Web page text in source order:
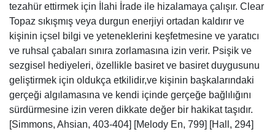
tezahür ettirmek için İlahi İrade ile hizalamaya çalışır. Clear
Topaz sıkışmış veya durgun enerjiyi ortadan kaldırır ve
kişinin içsel bilgi ve yeteneklerini keşfetmesine ve yaratıcı
ve ruhsal çabaları sınıra zorlamasına izin verir. Psişik ve
sezgisel hediyeleri, özellikle basiret ve basiret duygusunu
geliştirmek için oldukça etkilidir,ve kişinin başkalarındaki
gerçeği algılamasına ve kendi içinde gerçeğe bağlılığını
sürdürmesine izin veren dikkate değer bir hakikat taşıdır.
[Simmons, Ahsian, 403-404] [Melody En, 799] [Hall, 294]